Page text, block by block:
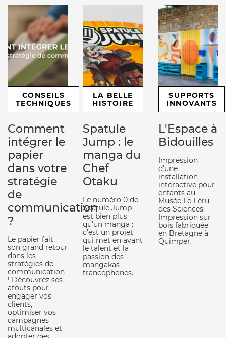
CONSEILS
TECHNIQUES
Comment
intégrer le
papier
dans votre
stratégie
de
communication
?
Le papier fait
son grand retour
dans les
stratégies de
communication
! Découvrez ses
atouts pour
engager vos
clients,
optimiser vos
campagnes
multicanales et
LA BELLE
HISTOIRE
Spatule
Jump : le
manga du
Chef
Otaku
Le numéro 0 de
Spatule Jump
est bien plus
qu’un manga :
c’est un projet
qui met en avant
le talent et la
passion des
mangakas
francophones.
SUPPORTS
INNOVANTS
L'Espace à
Bidouilles
Impression
d'une
installation
interactive pour
enfants au
Musée Le Féru
des Sciences.
Impression sur
bois fabriquée
en Bretagne à
Quimper.